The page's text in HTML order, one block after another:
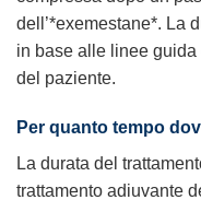
dell’*exemestane*. La
in base alle linee
del paziente.
Per quanto tempo
La durata del
trattamento adiuvante